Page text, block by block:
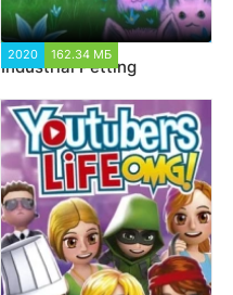
2020 162.34 МБ
Industrial Petting